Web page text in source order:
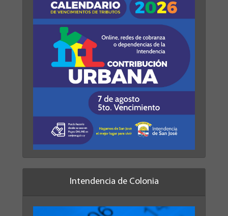
Intendencia de Colonia